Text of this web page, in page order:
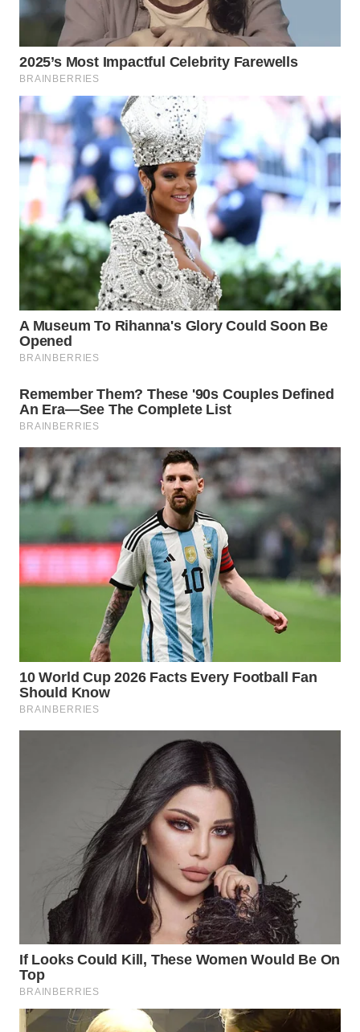
NATUNA
WN
BINTAN
WN
MANDALIKA
WN
LIKUPANG
WN
LABUANBAJO
WN
BORNEO
Media
Group
WAHANA
NEWS
WAHANA
TANI
ADVOKAT
INFRASTRUKTUR
WAHANA
KONSUMEN
TV
WAHANANEWS
ID
WAHANANEWS
CO ID